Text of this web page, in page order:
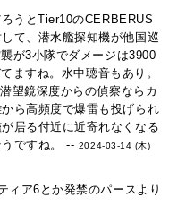
うとTier10のCERBERUS
て、潜水艦探知機が他国巡
が3小隊でダメージは3900
ますね。水中聴音もあり。
望鏡深度からの偵察ならカ
ら高頻度で爆雷も投げられ
居る付近に近寄れなくなる
ですね。 -- 2024-03-14 (木)
ィア6とか発禁のパースより